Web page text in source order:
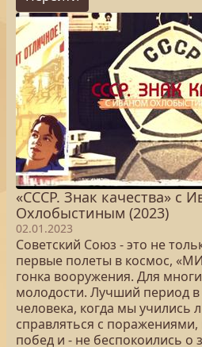
«СССР. Знак качества» с
Охлобыстиным (2023)
02.01.2023
Советский Союз - это не
первые полеты в космос,
гонка вооружения. Для
молодости. Лучший период
человека, когда мы учились
справляться с поражениями,
побед и - не беспокоились